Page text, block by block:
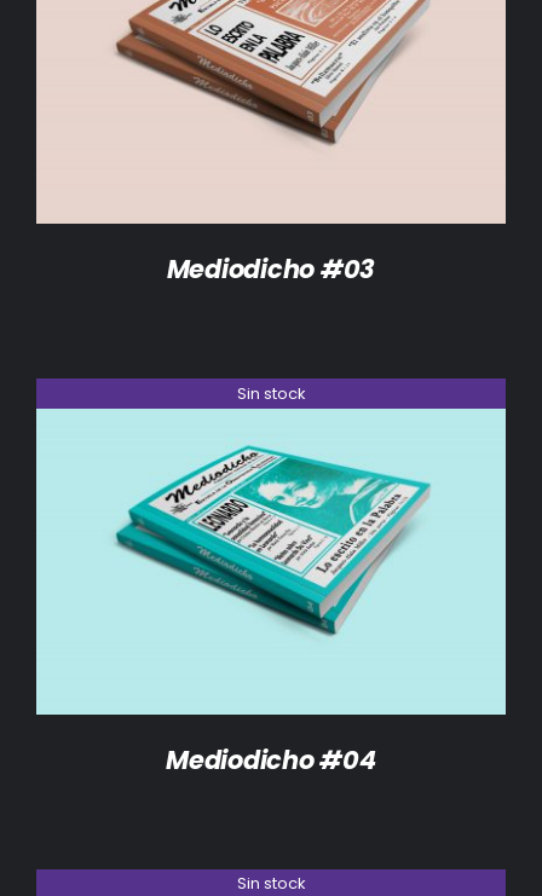
DETALLES
Mediodicho #03
Sin stock
DETALLES
Mediodicho #04
Sin stock